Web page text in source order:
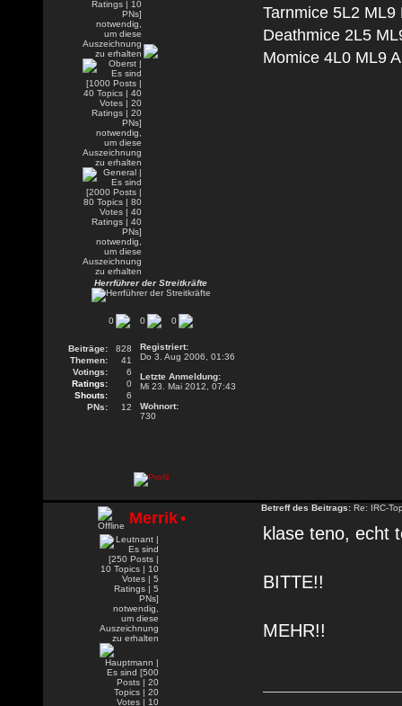
Herrführer der Streitkräfte
0 0 0
Beiträge:
828
Themen:
41
Votings:
6
Ratings:
0
Shouts:
6
PNs:
12
Registriert:
Do 3. Aug 2006, 01:36
Letzte Anmeldung:
Mi 23. Mai 2012, 07:43
Wohnort:
730
Tarnmice 5L2
Deathmice 2L5
Momice 4L0 ML9
Merrik•
Betreff des Beitrags: Re: IRC-
klase teno, echt
BITTE!!
MEHR!!